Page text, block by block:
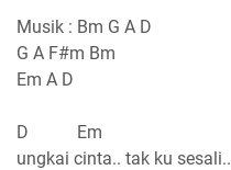
Musik : Bm G A D
G A F#m Bm
Em A D
D Em
ungkai cinta.. tak ku sesali..